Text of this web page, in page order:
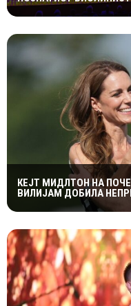
СПЕКТАКУЛАРЕН
ЛЕТО“
КЕЈТ МИДЛТОН НА
ВИЛИЈАМ ДОБИЛА
МАЖИШ ВО ПОГРЕШНО